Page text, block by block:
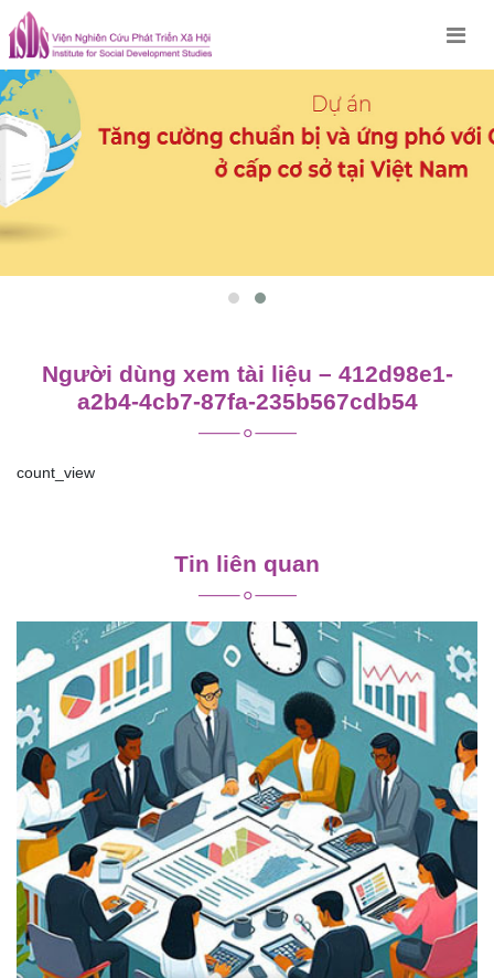
Skip
to
content
Người dùng xem tài liệu – 412d98e1-
a2b4-4cb7-87fa-235b567cdb54
count_view
viết
Tin liên quan